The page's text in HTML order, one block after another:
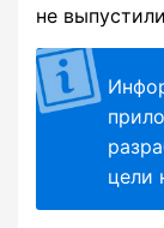
не
цели